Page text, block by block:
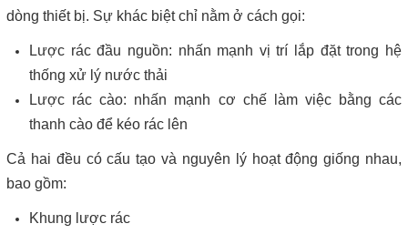
dòng thiết bị. Sự khác biệt chỉ nằm ở cách gọi:
Lược rác đầu nguồn: nhấn mạnh vị trí lắp đặt trong hệ
thống xử lý nước thải
Lược rác cào: nhấn mạnh cơ chế làm việc bằng các
thanh cào để kéo rác lên
Cả hai đều có cấu tạo và nguyên lý hoạt động giống nhau,
bao gồm:
Khung lược rác